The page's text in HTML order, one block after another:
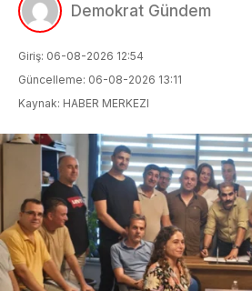
Demokrat Gündem
Giriş: 06-08-2026 12:54
Güncelleme: 06-08-2026 13:11
Kaynak: HABER MERKEZI